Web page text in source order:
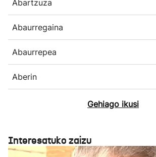
Abartzuza
Abaurregaina
Abaurrepea
Aberin
Gehiago ikusi
Interesatuko zaizu